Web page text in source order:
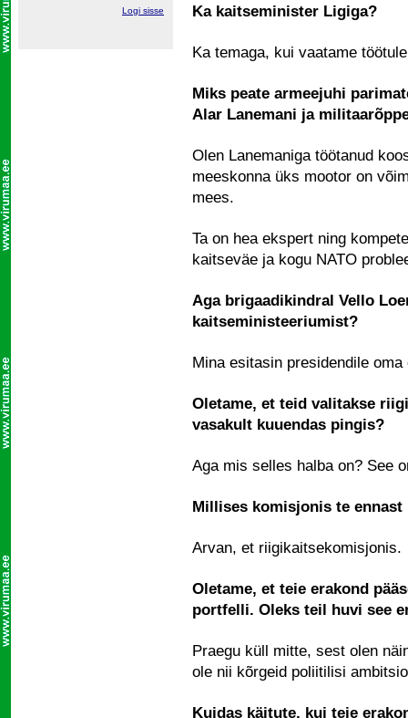
Ka kaitseminister Ligiga?
Ka temaga, kui vaatame
Miks peate armeejuhi
Alar Lanemani ja
Olen Lanemaniga töötanud
meeskonna üks mootor on
mees.
Ta on hea ekspert ning
kaitseväe ja kogu NATO
Aga brigaadikindral Vello
kaitseministeeriumist?
Mina esitasin presidendile oma
Oletame, et teid valitakse
vasakult kuuendas pingis?
Aga mis selles halba on? See
Millises komisjonis te ennast
Arvan, et riigikaitsekomisjonis.
Oletame, et teie erakond
portfelli. Oleks teil huvi see
Praegu küll mitte, sest olen
ole nii kõrgeid poliitilisi
Kuidas käitute, kui teie
Logi sisse